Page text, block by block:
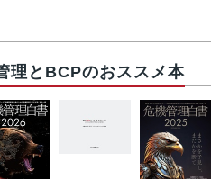
理とBCPのおススメ本